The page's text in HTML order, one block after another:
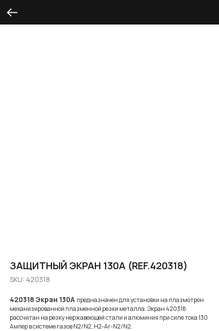
ЗАЩИТНЫЙ ЭКРАН 130А (REF.420318)
SKU: 420318
420318 Экран 130А предназначен для установки на плазмотрон
механизированной плазменной резки металла. Экран 420318
рассчитан на резку нержавеющей стали и алюминия при силе тока 130
Ампер в системе газов N2/N2, H2-Ar-N2/N2.